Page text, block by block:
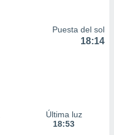
Puesta del sol
18:14
Última luz
18:53